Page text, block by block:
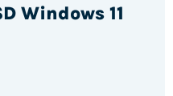
Windows 11